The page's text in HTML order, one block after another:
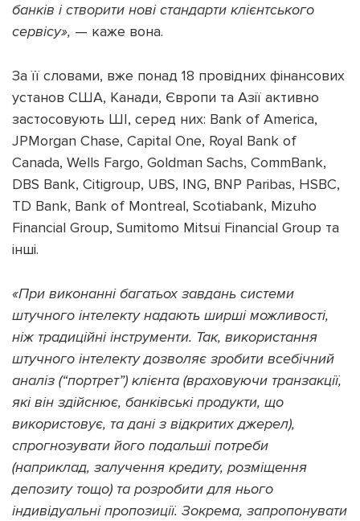
банків і створити нові стандарти клієнтського
сервісу», — каже вона.
За її словами, вже понад 18 провідних фінансових
установ США, Канади, Європи та Азії активно
застосовують ШІ, серед них: Bank of America,
JPMorgan Chase, Capital One, Royal Bank of
Canada, Wells Fargo, Goldman Sachs, CommBank,
DBS Bank, Citigroup, UBS, ING, BNP Paribas, HSBC,
TD Bank, Bank of Montreal, Scotiabank, Mizuho
Financial Group, Sumitomo Mitsui Financial Group та
інші.
«При виконанні багатьох завдань системи
штучного інтелекту надають ширші можливості,
ніж традиційні інструменти. Так, використання
штучного інтелекту дозволяє зробити всебічний
аналіз (“портрет”) клієнта (враховуючи транзакції,
які він здійснює, банківські продукти, що
використовує, та дані з відкритих джерел),
спрогнозувати його подальші потреби
(наприклад, залучення кредиту, розміщення
депозиту тощо) та розробити для нього
індивідуальні пропозиції. Зокрема, запропонувати